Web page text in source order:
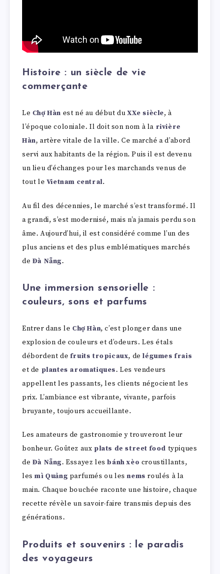
Histoire : un siècle de vie
commerçante
Le Chợ Hàn est né au début duXXe siècle, à
l’époque coloniale. Il doit son nom à la rivière
Hàn, artère vitale de la ville. Ce marché a d’abord
servi aux habitants de la région. Puis il est devenu
un lieu d’échanges pour les marchands venus de
tout le Vietnam central.
Au fil des décennies, le marché s’est transformé. Il
a grandi, s’est modernisé, mais n’a jamais perdu son
âme. Aujourd’hui, il est considéré comme l’un des
plus anciens et des plus emblématiques marchés
de Đà Nẵng.
Une immersion sensorielle :
couleurs, sons et parfums
Entrer dans le Chợ Hàn, c’est plonger dans une
explosion de couleurs et d’odeurs. Les étals
débordent de fruits tropicaux, delégumes frais
et de plantes aromatiques. Les vendeurs
appellent les passants, les clients négocient les
prix. L’ambiance est vibrante, vivante, parfois
bruyante, toujours accueillante.
Les amateurs de gastronomie y trouveront leur
bonheur. Goûtez aux plats de street food typiques
de Đà Nẵng. Essayez lesbánh xèo croustillants,
lesmì Quảng parfumés ou lesnems roulés à la
main. Chaque bouchée raconte une histoire, chaque
recette révèle un savoir-faire transmis depuis des
générations.
Produits et souvenirs : le paradis
des voyageurs